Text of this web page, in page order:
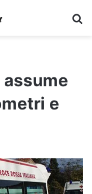
assume
e